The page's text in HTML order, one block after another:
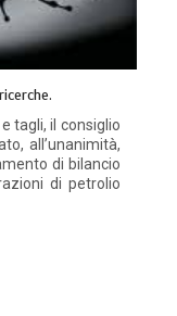
tagli, il consiglio
all’unanimità,
di bilancio
di petrolio